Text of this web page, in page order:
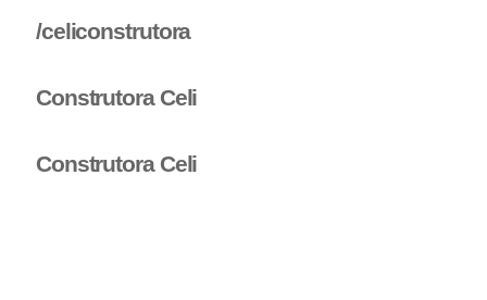
/celiconstrutora
Construtora Celi
Construtora Celi